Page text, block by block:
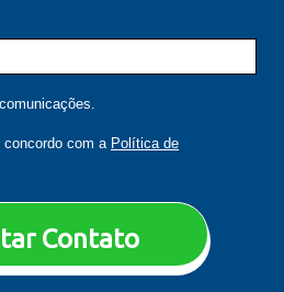
concordo com a Política de
Contato